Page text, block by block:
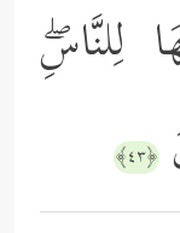
لِلنَّاسِۖ
﴿٤٣﴾